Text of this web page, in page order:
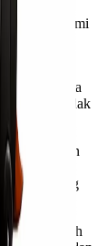
Lio
kami
untuk
Jakarta
Lio tidak
menjamin
sistem
barang
saja. Apakah